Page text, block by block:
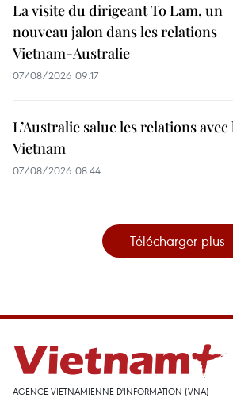
La visite du dirigeant To Lam, un
nouveau jalon dans les relations
Vietnam-Australie
07/08/2026 09:17
L’Australie salue les relations avec
Vietnam
07/08/2026 08:44
Télécharger plus
AGENCE VIETNAMIENNE D'INFORMATION (VNA)